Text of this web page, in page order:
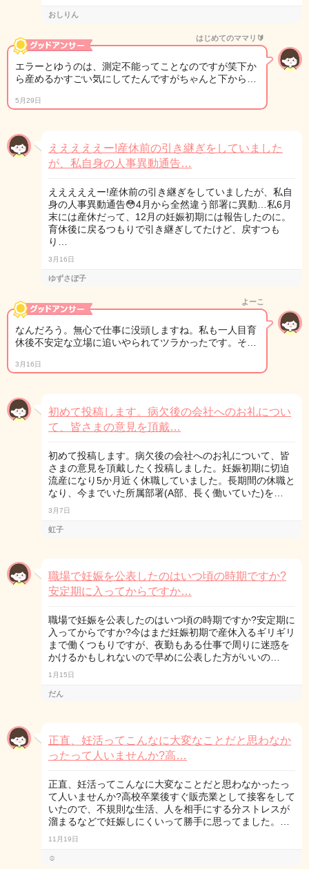
おしりん
はじめてのママリ🔰
エラーとゆうのは、測定不能ってことなのですが笑下か
ら産めるかすごい気にしてたんですがちゃんと下から…
5月29日
えええええー!産休前の引き継ぎをしていました
が、私自身の人事異動通告…
えええええー!産休前の引き継ぎをしていましたが、私自
身の人事異動通告😳4月から全然違う部署に異動…私6月
末には産休だって、12月の妊娠初期には報告したのに。
育休後に戻るつもりで引き継ぎしてたけど、戻すつも
り…
3月16日
ゆずさぼ子
よーこ
なんだろう。無心で仕事に没頭しますね。私も一人目育
休後不安定な立場に追いやられてツラかったです。そ…
3月16日
初めて投稿します。病欠後の会社へのお礼につい
て、皆さまの意見を頂戴…
初めて投稿します。病欠後の会社へのお礼について、皆
さまの意見を頂戴したく投稿しました。妊娠初期に切迫
流産になり5か月近く休職していました。長期間の休職と
なり、今までいた所属部署(A部、長く働いていた)を…
3月7日
虹子
職場で妊娠を公表したのはいつ頃の時期ですか?
安定期に入ってからですか…
職場で妊娠を公表したのはいつ頃の時期ですか?安定期に
入ってからですか?今はまだ妊娠初期で産休入るギリギリ
まで働くつもりですが、夜勤もある仕事で周りに迷惑を
かけるかもしれないので早めに公表した方がいいの…
1月15日
だん
正直、妊活ってこんなに大変なことだと思わなか
ったって人いませんか?高…
正直、妊活ってこんなに大変なことだと思わなかったっ
て人いませんか?高校卒業後すぐ販売業として接客をして
いたので、不規則な生活、人を相手にする分ストレスが
溜まるなどで妊娠しにくいって勝手に思ってました。…
11月19日
☺︎